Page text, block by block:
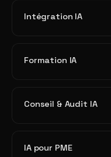
Intégration IA
Formation IA
Conseil & Audit IA
IA pour PME